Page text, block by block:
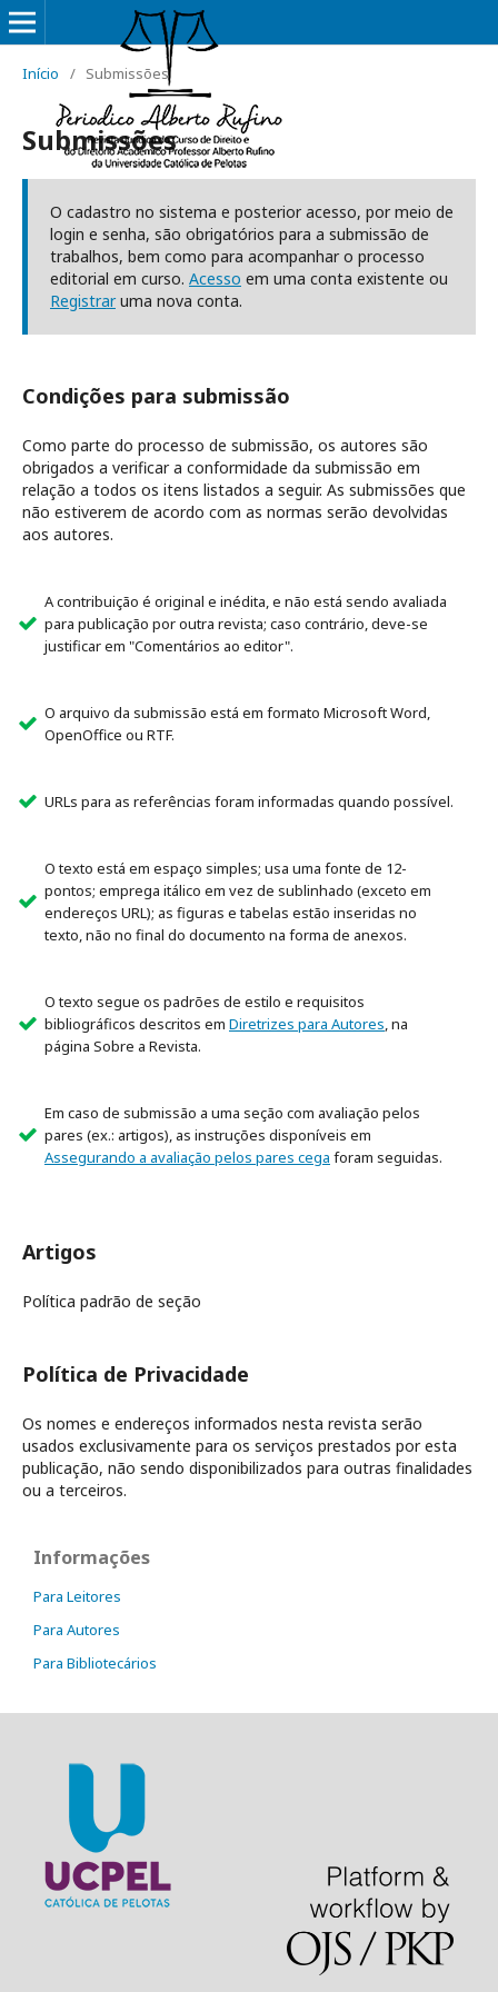
Início / Submissões
Submissões
O cadastro no sistema e posterior acesso, por meio de
login e senha, são obrigatórios para a submissão de
trabalhos, bem como para acompanhar o processo
editorial em curso. Acesso em uma conta existente ou
Registraruma nova conta.
Condições para submissão
Como parte do processo de submissão, os autores são
obrigados a verificar a conformidade da submissão em
relação a todos os itens listados a seguir. As submissões que
não estiverem de acordo com as normas serão devolvidas
aos autores.
A contribuição é original e inédita, e não está sendo avaliada
para publicação por outra revista; caso contrário, deve-se
justificar em "Comentários ao editor".
O arquivo da submissão está em formato Microsoft Word,
OpenOffice ou RTF.
URLs para as referências foram informadas quando possível.
O texto está em espaço simples; usa uma fonte de 12-
pontos; emprega itálico em vez de sublinhado (exceto em
endereços URL); as figuras e tabelas estão inseridas no
texto, não no final do documento na forma de anexos.
O texto segue os padrões de estilo e requisitos
bibliográficos descritos em Diretrizes para Autores, na
página Sobre a Revista.
Em caso de submissão a uma seção com avaliação pelos
pares (ex.: artigos), as instruções disponíveis em
Assegurando a avaliação pelos pares cega foram seguidas.
Artigos
Política padrão de seção
Política de Privacidade
Os nomes e endereços informados nesta revista serão
usados exclusivamente para os serviços prestados por esta
publicação, não sendo disponibilizados para outras finalidades
ou a terceiros.
Informações
Para Leitores
Para Autores
Para Bibliotecários